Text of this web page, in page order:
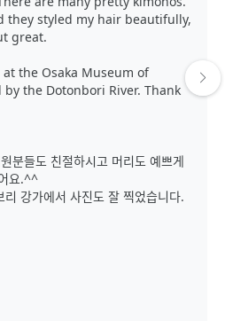
they styled my hair beautifully,
great.
at the Osaka Museum of
the Dotonbori River. Thank
분들도 친절하시고 머리도 예쁘게
요.^^
강가에서 사진도 잘 찍었습니다.